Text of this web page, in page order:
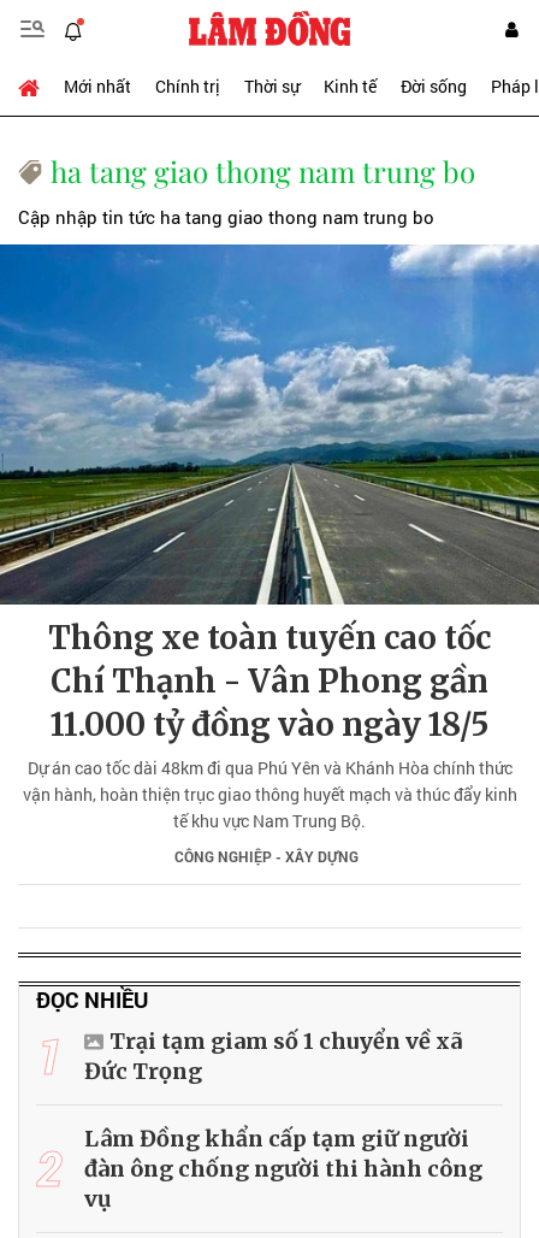
Mới nhất Chính trị Thời sự Kinh tế Đời sống Pháp
ha tang giao thong nam trung bo
Cập nhập tin tức ha tang giao thong nam trung bo
Thông xe toàn tuyến cao tốc
Chí Thạnh - Vân Phong gần
11.000 tỷ đồng vào ngày 18/5
Dự án cao tốc dài 48km đi qua Phú Yên và Khánh Hòa chính thức
vận hành, hoàn thiện trục giao thông huyết mạch và thúc đẩy kinh
tế khu vực Nam Trung Bộ.
CÔNG NGHIỆP - XÂY DỰNG
ĐỌC NHIỀU
1
Trại tạm giam số 1 chuyển về xã
Đức Trọng
2
Lâm Đồng khẩn cấp tạm giữ người
đàn ông chống người thi hành công
vụ